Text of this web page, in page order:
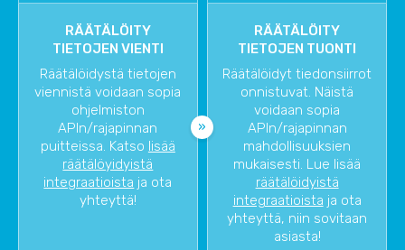
RÄÄTÄLÖITY
TIETOJEN VIENTI
Räätälöidystä tietojen
viennistä voidaan sopia
ohjelmiston
APIn/rajapinnan
puitteissa. Katso lisää
räätälöyidyistä
integraatioista ja ota
yhteyttä!
RÄÄTÄLÖITY
TIETOJEN TUONTI
Räätälöidyt tiedonsiirrot
onnistuvat. Näistä
voidaan sopia
APIn/rajapinnan
mahdollisuuksien
mukaisesti. Lue lisää
räätälöidyistä
integraatioista ja ota
yhteyttä, niin sovitaan
asiasta!